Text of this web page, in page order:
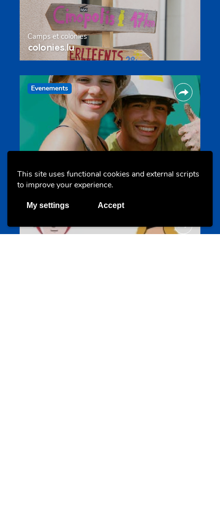
This site uses functional cookies and external scripts
to improve your experience.
My settings Accept
Camps et colonies
colonies.lu
Evenements
Les meilleurs projets jeunesse
jugendprais.lu